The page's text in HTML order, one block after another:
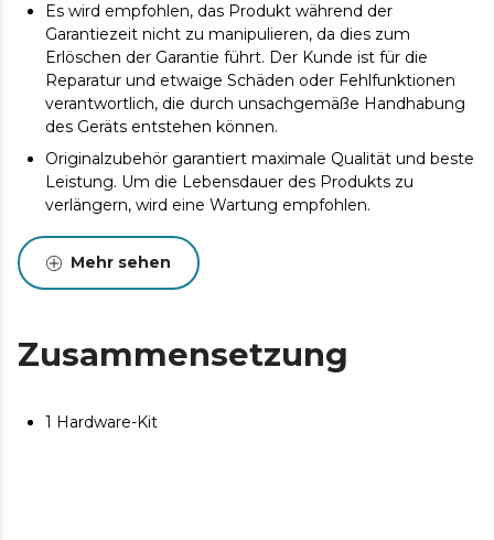
Es wird empfohlen, das Produkt während der
Garantiezeit nicht zu manipulieren, da dies zum
Erlöschen der Garantie führt. Der Kunde ist für die
Reparatur und etwaige Schäden oder Fehlfunktionen
verantwortlich, die durch unsachgemäße Handhabung
des Geräts entstehen können.
Originalzubehör garantiert maximale Qualität und beste
Leistung. Um die Lebensdauer des Produkts zu
verlängern, wird eine Wartung empfohlen.
Mehr sehen
Zusammensetzung
1 Hardware-Kit